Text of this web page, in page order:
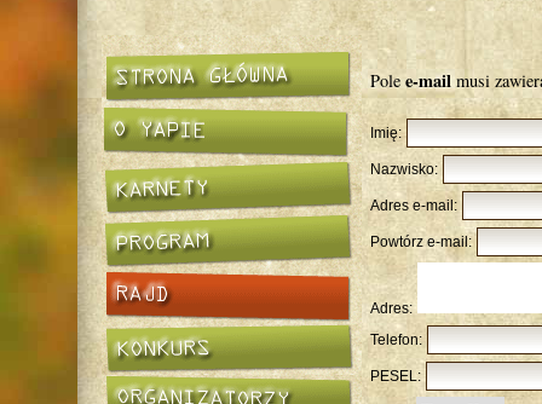
Pole e-mail musi
Imię:
Nazwisko:
Adres e-mail:
Powtórz e-mail:
Adres:
Telefon:
PESEL: